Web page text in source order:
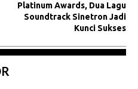
Platinum Awards, Dua Lagu
Soundtrack Sinetron Jadi
Kunci Sukses